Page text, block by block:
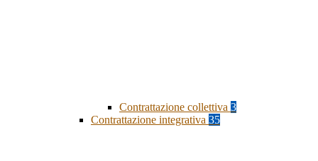
Contrattazione collettiva 3
Contrattazione integrativa 35